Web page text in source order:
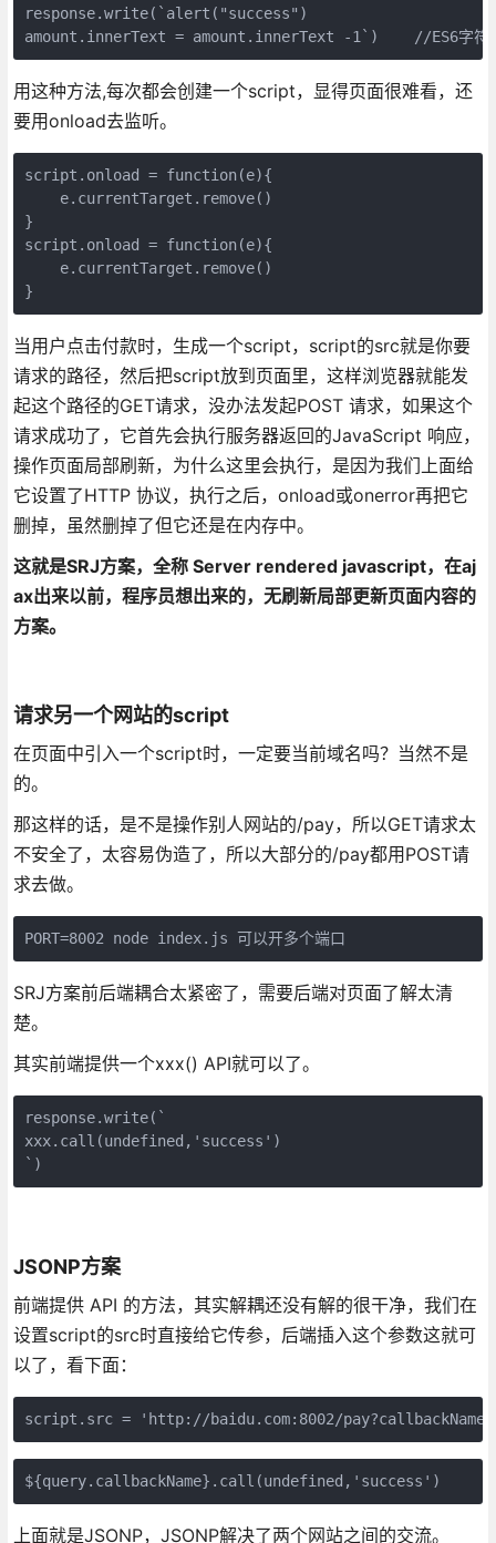
response.write(`alert("success")
amount.innerText = amount.innerText -1`)    //ES6字符
用这种方法,每次都会创建一个script，显得页面很难看，还
要用onload去监听。
script.onload = function(e){
    e.currentTarget.remove()
}
script.onload = function(e){
    e.currentTarget.remove()
}
当用户点击付款时，生成一个script，script的src就是你要
请求的路径，然后把script放到页面里，这样浏览器就能发
起这个路径的GET请求，没办法发起POST 请求，如果这个
请求成功了，它首先会执行服务器返回的JavaScript 响应，
操作页面局部刷新，为什么这里会执行，是因为我们上面给
它设置了HTTP 协议，执行之后，onload或onerror再把它
删掉，虽然删掉了但它还是在内存中。
这就是SRJ方案，全称 Server rendered javascript，在aj
ax出来以前，程序员想出来的，无刷新局部更新页面内容的
方案。
请求另一个网站的script
在页面中引入一个script时，一定要当前域名吗？当然不是
的。
那这样的话，是不是操作别人网站的/pay，所以GET请求太
不安全了，太容易伪造了，所以大部分的/pay都用POST请
求去做。
PORT=8002 node index.js 可以开多个端口
SRJ方案前后端耦合太紧密了，需要后端对页面了解太清
楚。
其实前端提供一个xxx() API就可以了。
response.write(`
xxx.call(undefined,'success')
`)
JSONP方案
前端提供 API 的方法，其实解耦还没有解的很干净，我们在
设置script的src时直接给它传参，后端插入这个参数这就可
以了，看下面：
script.src = 'http://baidu.com:8002/
${query.callbackName}.call(undefined,'success')
上面就是JSONP，JSONP解决了两个网站之间的交流。